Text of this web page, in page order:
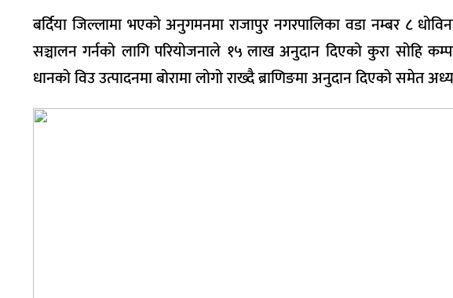
बर्दिया जिल्लामा भएको अनुगमनमा राजापुर नगरपालिका वडा नम्बर ८
सञ्चालन गर्नको लागि परियोजनाले १५ लाख अनुदान दिएको कुरा सोहि
धानको विउ उत्पादनमा बोरामा लोगो राख्दै ब्राणिङमा अनुदान दिएको समेत